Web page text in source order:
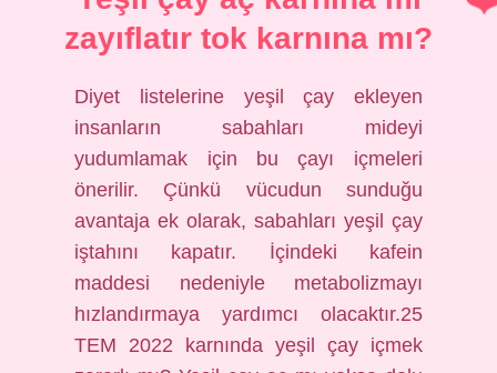
zayıflatır tok karnına mı?
Diyet listelerine yeşil çay ekleyen
insanların sabahları mideyi
yudumlamak için bu çayı içmeleri
önerilir. Çünkü vücudun sunduğu
avantaja ek olarak, sabahları yeşil çay
iştahını kapatır. İçindeki kafein
maddesi nedeniyle metabolizmayı
hızlandırmaya yardımcı olacaktır.25
TEM 2022 karnında yeşil çay içmek